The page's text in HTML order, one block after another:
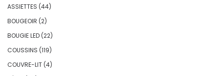
ASSIETTES (44)
BOUGEOIR (2)
BOUGIE LED (22)
COUSSINS (119)
COUVRE-LIT (4)